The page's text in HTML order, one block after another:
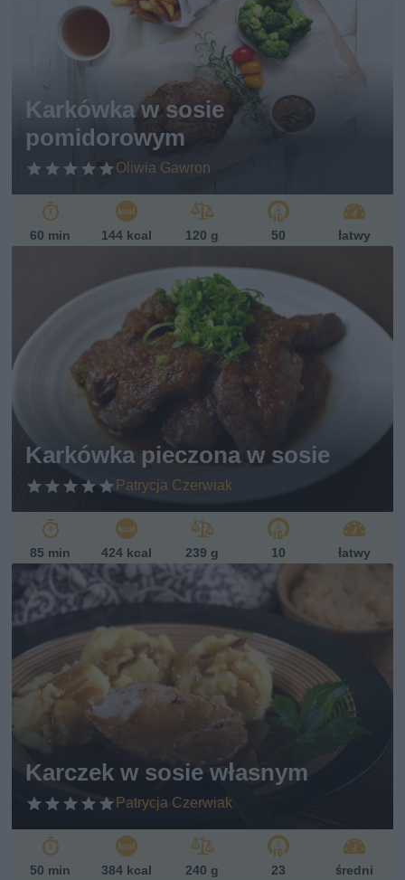
Karkówka w sosie
pomidorowym
Oliwia Gawron
60 min 144 kcal 120 g 50 łatwy
Karkówka pieczona w sosie
Patrycja Czerwiak
85 min 424 kcal 239 g 10 łatwy
Karczek w sosie własnym
Patrycja Czerwiak
50 min 384 kcal 240 g 23 średni